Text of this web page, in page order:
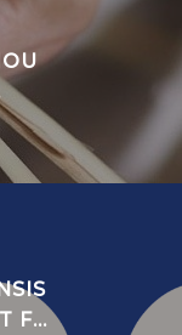
F...